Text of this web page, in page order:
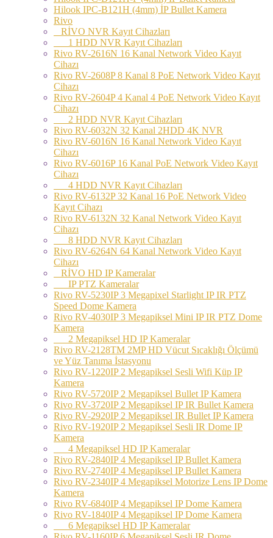
Hilook IPC-B121H (4mm) İP Bullet Kamera
Rivo
RİVO NVR Kayıt Cihazları
1 HDD NVR Kayıt Cihazları
Rivo RV-2616N 16 Kanal Network Video Kayıt
Cihazı
Rivo RV-2608P 8 Kanal 8 PoE Network Video Kayıt
Cihazı
Rivo RV-2604P 4 Kanal 4 PoE Network Video Kayıt
Cihazı
2 HDD NVR Kayıt Cihazları
Rivo RV-6032N 32 Kanal 2HDD 4K NVR
Rivo RV-6016N 16 Kanal Network Video Kayıt
Cihazı
Rivo RV-6016P 16 Kanal PoE Network Video Kayıt
Cihazı
4 HDD NVR Kayıt Cihazları
Rivo RV-6132P 32 Kanal 16 PoE Network Video
Kayıt Cihazı
Rivo RV-6132N 32 Kanal Network Video Kayıt
Cihazı
8 HDD NVR Kayıt Cihazları
Rivo RV-6264N 64 Kanal Network Video Kayıt
Cihazı
RİVO HD IP Kameralar
IP PTZ Kameralar
Rivo RV-5230IP 3 Megapixel Starlight IP IR PTZ
Speed Dome Kamera
Rivo RV-4030IP 3 Megapiksel Mini IP IR PTZ Dome
Kamera
2 Megapiksel HD IP Kameralar
Rivo RV-2128TM 2MP HD Vücut Sıcaklığı Ölçümü
ve Yüz Tanıma İstasyonu
Rivo RV-1220IP 2 Megapiksel Sesli Wifi Küp IP
Kamera
Rivo RV-5720IP 2 Megapiksel Bullet IP Kamera
Rivo RV-3720IP 2 Megapiksel IP IR Bullet Kamera
Rivo RV-2920IP 2 Megapiksel IR Bullet IP Kamera
Rivo RV-1920IP 2 Megapiksel Sesli IR Dome IP
Kamera
4 Megapiksel HD IP Kameralar
Rivo RV-2840IP 4 Megapiksel IP Bullet Kamera
Rivo RV-2740IP 4 Megapiksel IP Bullet Kamera
Rivo RV-2340IP 4 Megapiksel Motorize Lens IP Dome
Kamera
Rivo RV-6840IP 4 Megapiksel IP Dome Kamera
Rivo RV-1840IP 4 Megapiksel IP Dome Kamera
6 Megapiksel HD IP Kameralar